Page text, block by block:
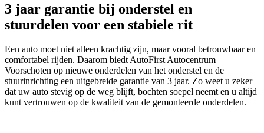
3 jaar garantie bij onderstel en
stuurdelen voor een stabiele rit
Een auto moet niet alleen krachtig zijn, maar vooral betrouwbaar en
comfortabel rijden. Daarom biedt AutoFirst Autocentrum
Voorschoten op nieuwe onderdelen van het onderstel en de
stuurinrichting een uitgebreide garantie van 3 jaar. Zo weet u zeker
dat uw auto stevig op de weg blijft, bochten soepel neemt en u altijd
kunt vertrouwen op de kwaliteit van de gemonteerde onderdelen.